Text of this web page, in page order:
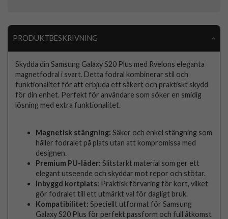
PRODUKTBESKRIVNING
Skydda din Samsung Galaxy S20 Plus med Rvelons eleganta
magnetfodral i svart. Detta fodral kombinerar stil och
funktionalitet för att erbjuda ett säkert och praktiskt skydd
för din enhet. Perfekt för användare som söker en smidig
lösning med extra funktionalitet.
Magnetisk stängning: Säker och enkel stängning som
håller fodralet på plats utan att kompromissa med
designen.
Premium PU-läder: Slitstarkt material som ger ett
elegant utseende och skyddar mot repor och stötar.
Inbyggd kortplats: Praktisk förvaring för kort, vilket
gör fodralet till ett utmärkt val för dagligt bruk.
Kompatibilitet: Speciellt utformat för Samsung
Galaxy S20 Plus för perfekt passform och full åtkomst